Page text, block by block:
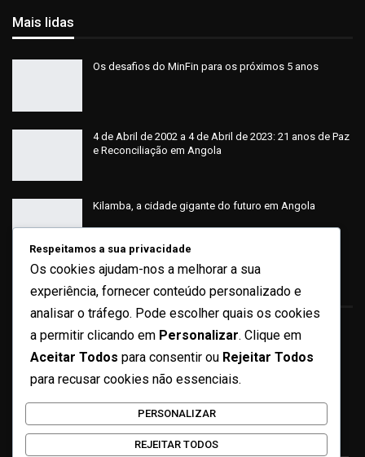
Mais lidas
Os desafios do MinFin para os próximos 5 anos
4 de Abril de 2002 a 4 de Abril de 2023: 21 anos de Paz
e Reconciliação em Angola
Kilamba, a cidade gigante do futuro em Angola
Sobre
Quem Somos
Ficha Técnica
Respeitamos a sua privacidade
Os cookies ajudam-nos a melhorar a sua
experiência, fornecer conteúdo personalizado e
analisar o tráfego. Pode escolher quais os cookies
a permitir clicando em Personalizar. Clique em
Aceitar Todos para consentir ou Rejeitar Todos
para recusar cookies não essenciais.
PERSONALIZAR
REJEITAR TODOS